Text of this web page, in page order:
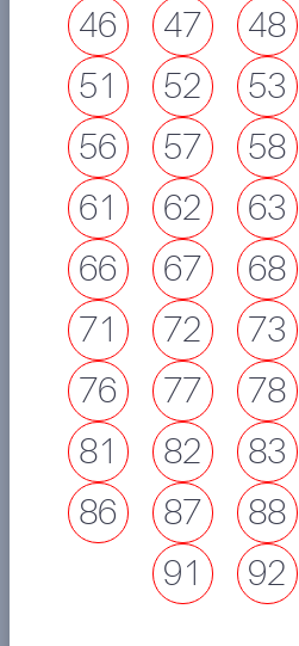
46
47 48
51
52 53
56
57 58
61
62 63
66
67 68
71
72 73
76
77 78
81
82 83
86
87 88
91
92